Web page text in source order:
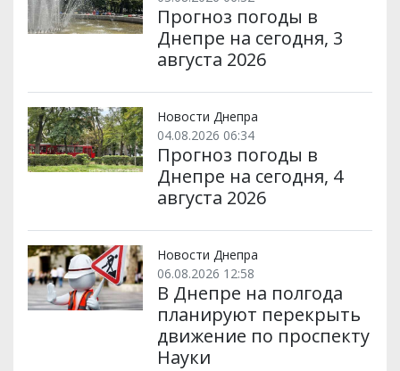
Прогноз погоды в
Днепре на сегодня, 3
августа 2026
Новости Днепра
04.08.2026 06:34
Прогноз погоды в
Днепре на сегодня, 4
августа 2026
Новости Днепра
06.08.2026 12:58
В Днепре на полгода
планируют перекрыть
движение по проспекту
Науки